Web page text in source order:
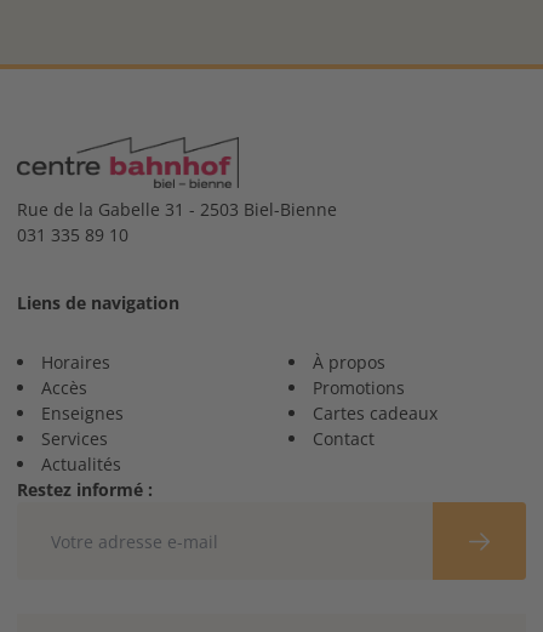
Rue de la Gabelle 31 - 2503 Biel-Bienne
031 335 89 10
Liens de navigation
Horaires
Accès
Enseignes
Services
Actualités
À propos
Promotions
Cartes cadeaux
Contact
Restez informé :